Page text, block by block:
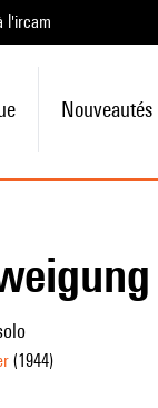
l'ircam
Nouveautés
(1944)